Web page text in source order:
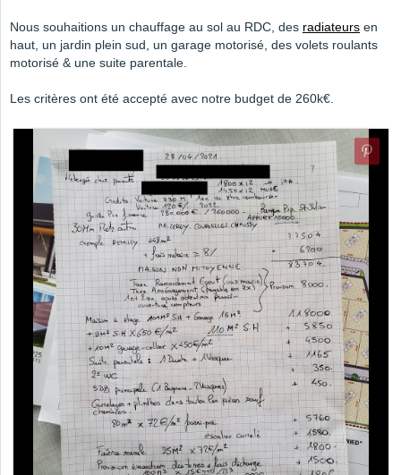
Nous souhaitions un chauffage au sol au RDC, des radiateurs en
haut, un jardin plein sud, un garage motorisé, des volets roulants
motorisé & une suite parentale.
Les critères ont été accepté avec notre budget de 260k€.